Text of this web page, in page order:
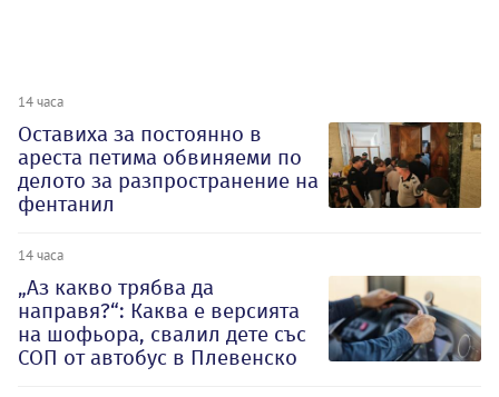
14 часа
Оставиха за постоянно в
ареста петима обвиняеми по
делото за разпространение на
фентанил
14 часа
„Аз какво трябва да
направя?“: Каква е версията
на шофьора, свалил дете със
СОП от автобус в Плевенско